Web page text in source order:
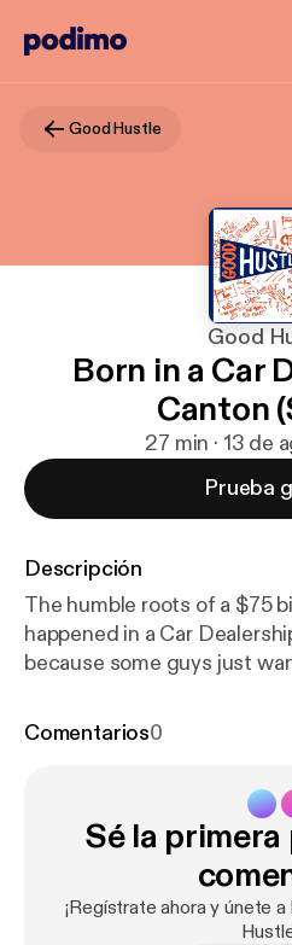
Good Hustle
Good
Born in a Car
Canton
27 min · 13 de
Prueba
Descripción
The humble roots of a $75
happened in a Car
because some guys just
Learn about the
Good Hustle, the 1920
Football Association. To support the show visit
ps://anchor.fm/goodhustle/
m/goodhustle/support
]
Comentarios0
Sé la
¡Regístrate ahora y únete